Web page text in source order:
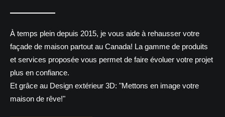
À temps plein depuis 2015, je vous aide à rehausser votre
façade de maison partout au Canada! La gamme de produits
et services proposée vous permet de faire évoluer votre projet
plus en confiance.
Et grâce au Design extérieur 3D: "Mettons en image votre
maison de rêve!"